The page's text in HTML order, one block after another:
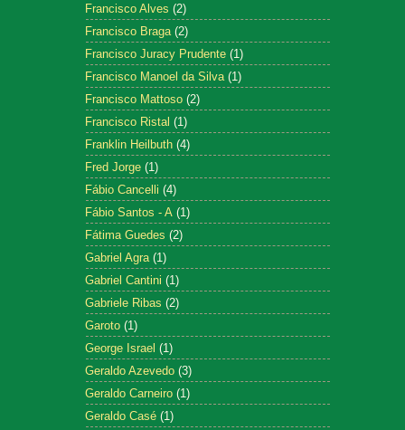
Francisco Alves (2)
Francisco Braga (2)
Francisco Juracy Prudente (1)
Francisco Manoel da Silva (1)
Francisco Mattoso (2)
Francisco Ristal (1)
Franklin Heilbuth (4)
Fred Jorge (1)
Fábio Cancelli (4)
Fábio Santos - A (1)
Fátima Guedes (2)
Gabriel Agra (1)
Gabriel Cantini (1)
Gabriele Ribas (2)
Garoto (1)
George Israel (1)
Geraldo Azevedo (3)
Geraldo Carneiro (1)
Geraldo Casé (1)